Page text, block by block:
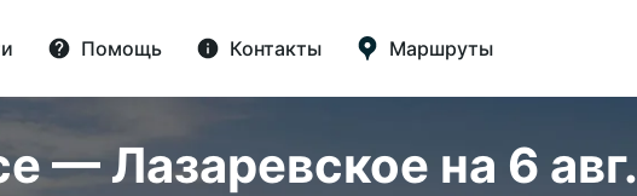
Помощь Контакты Маршруты
— Лазаревское на 6 авг.